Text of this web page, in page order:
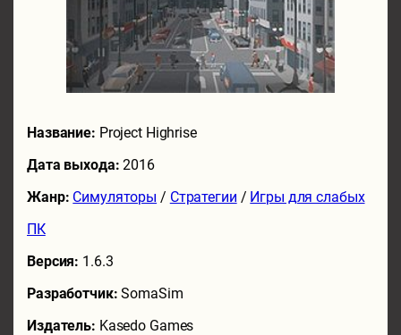
Название: Project Highrise
Дата выхода:2016
Жанр: Симуляторы / Стратегии / Игры для слабых
ПК
Версия: 1.6.3
Разработчик:SomaSim
Издатель: Kasedo Games